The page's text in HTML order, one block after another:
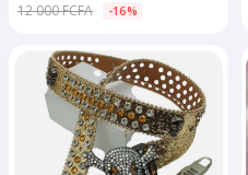
12 000 FCFA -16%